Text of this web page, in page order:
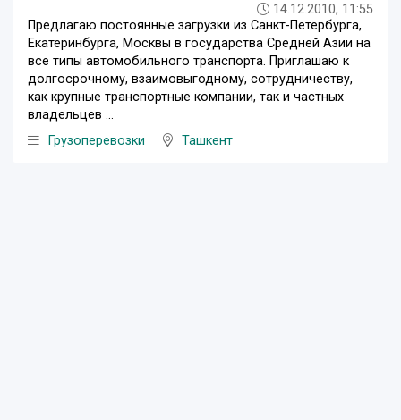
14.12.2010, 11:55
Предлагаю постоянные загрузки из Санкт-Петербурга,
Екатеринбурга, Москвы в государства Средней Азии на
все типы автомобильного транспорта. Приглашаю к
долгосрочному, взаимовыгодному, сотрудничеству,
как крупные транспортные компании, так и частных
владельцев ...
Грузоперевозки
Ташкент